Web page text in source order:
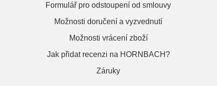
Formulář pro odstoupení od smlouvy
Možnosti doručení a vyzvednutí
Možnosti vrácení zboží
Jak přidat recenzi na HORNBACH?
Záruky